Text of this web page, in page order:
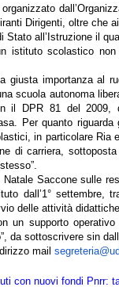
Dirigenti, oltre che
Stato all’Istruzione il
istituto scolastico
importanza al
scuola autonoma
il DPR 81 del 2009,
Per quanto
in particolare Ria
di carriera,
Saccone sulle
dall’1° settembre,
delle attività
un supporto
da sottoscrivere sin
mail
con nuovi fondi Pnrr: